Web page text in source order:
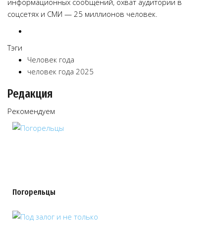
информационных сообщений, охват аудитории в
соцсетях и СМИ — 25 миллионов человек.
Тэги
Человек года
человек года 2025
Редакция
Рекомендуем
Погорельцы